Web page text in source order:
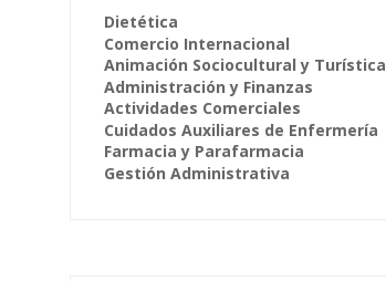
Dietética
Comercio Internacional
Animación Sociocultural y Turística
Administración y Finanzas
Actividades Comerciales
Cuidados Auxiliares de Enfermería
Farmacia y Parafarmacia
Gestión Administrativa